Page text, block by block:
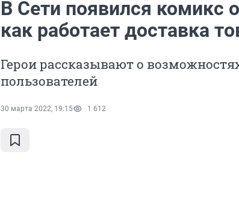
В Сети появился комикс
как работает доставка
Герои рассказывают о
пользователей
30 марта 2022, 19:15 1 612